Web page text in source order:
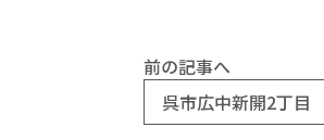
前の記事へ
呉市広中新開2丁